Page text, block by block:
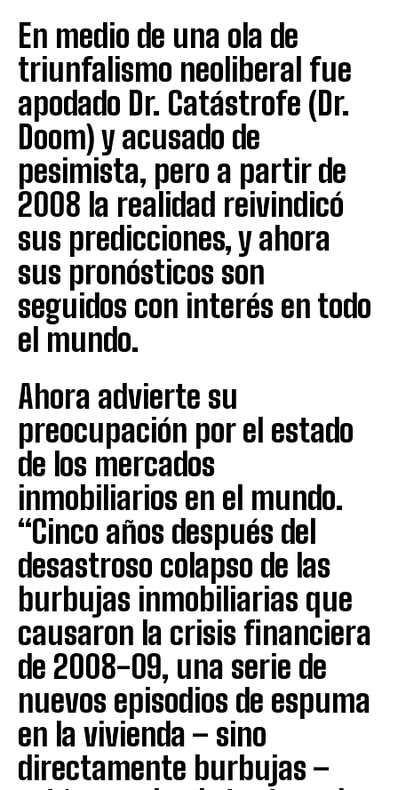
En medio de una ola de
triunfalismo neoliberal fue
apodado Dr. Catástrofe (Dr.
Doom) y acusado de
pesimista, pero a partir de
2008 la realidad reivindicó
sus predicciones, y ahora
sus pronósticos son
seguidos con interés en todo
el mundo.
Ahora advierte su
preocupación por el estado
de los mercados
inmobiliarios en el mundo.
“Cinco años después del
desastroso colapso de las
burbujas inmobiliarias que
causaron la crisis financiera
de 2008-09, una serie de
nuevos episodios de espuma
en la vivienda – sino
directamente burbujas –